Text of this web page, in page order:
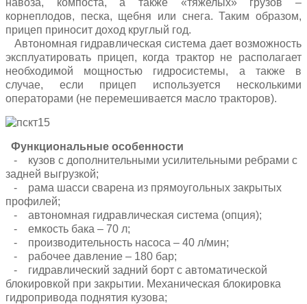
корнеплодов, песка, щебня или снега. Таким образом,
прицеп приносит доход круглый год.
Автономная гидравлическая система дает возможность
эксплуатировать прицеп, когда трактор не располагает
необходимой мощностью гидросистемы, а также в
случае, если прицеп используется несколькими
операторами (не перемешивается масло тракторов).
Функциональные особенности
- кузов с дополнительными усилительными ребрами с
задней выгрузкой;
- рама шасси сварена из прямоугольных закрытых
профилей;
- автономная гидравлическая система (опция);
- емкость бака – 70 л;
- производительность насоса – 40 л/мин;
- рабочее давление – 180 бар;
- гидравлический задний борт с автоматической
блокировкой при закрытии. Механическая блокировка
гидропривода поднятия кузова;